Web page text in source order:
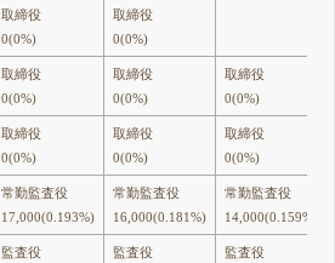
取締役
0(0%)
取締役
0(0%)
取締役
0(0%)
取締役
0(0%)
取締役
0(0%)
取締役
0(0%)
取締役
0(0%)
取締役
0(0%)
常勤監査役
17,000(0.193%)
常勤監査役
16,000(0.181%)
常勤監査役
14,000(0.159%)
監査役
監査役
監査役